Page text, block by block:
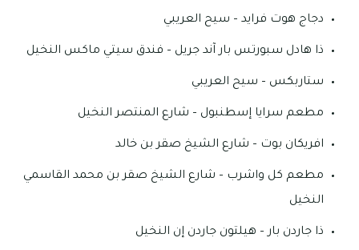
دجاج هوت فرايد – سيح العريبي
ذا هادل سبورتس بار آند جريل – فندق سيتي ماكس النخيل
ستاربكس – سيح العريبي
مطعم سرايا إسطنبول – شارع المنتصر النخيل
افريكان بوت – شارع الشيخ صقر بن خالد
مطعم كل واشرب – شارع الشيخ صقر بن محمد القاسمي
النخيل
ذا جاردن بار – هيلتون جاردن إن النخيل